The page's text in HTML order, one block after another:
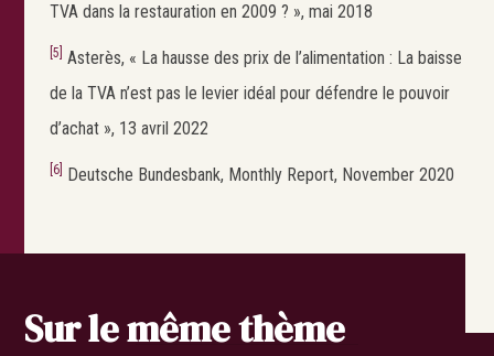
TVA dans la restauration en 2009 ? », mai 2018
[5] Asterès, « La hausse des prix de l’alimentation : La baisse
de la TVA n’est pas le levier idéal pour défendre le pouvoir
d’achat », 13 avril 2022
[6] Deutsche Bundesbank, Monthly Report, November 2020
Sur le même thème